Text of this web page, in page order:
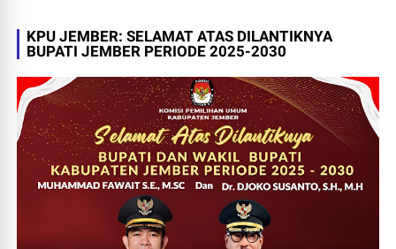
KPU JEMBER: SELAMAT ATAS DILANTIKNYA
BUPATI JEMBER PERIODE 2025-2030